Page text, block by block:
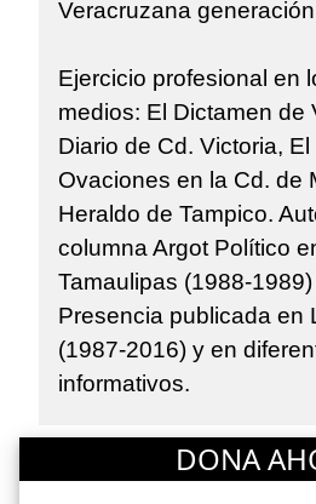
Veracruzana
Ejercicio profesional en
medios: El Dictamen de
Diario de Cd. Victoria,
Ovaciones en la Cd. de
Heraldo de Tampico.
columna Argot Político
Tamaulipas (1988-
Presencia publicada en
(1987-2016) y en
informativos.
DONA